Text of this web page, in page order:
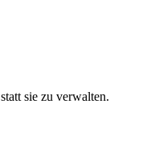
sie zu verwalten.